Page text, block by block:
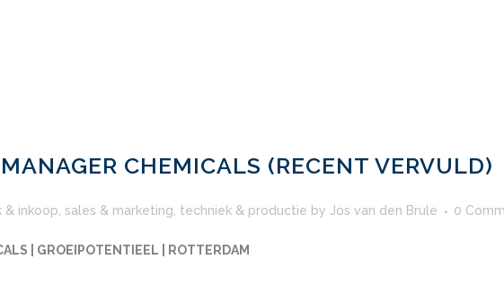
CHEMICALS (RECENT VERVULD)
& inkoop sales & marketing techniek & productie by Jos van den Brule 0
| GROEIPOTENTIEEL | ROTTERDAM